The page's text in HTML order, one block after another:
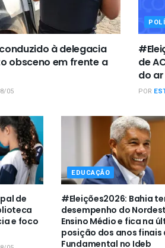
à delegacia
obsceno em frente a
05
de
do ar
POR
de
e foco
EDUCAÇÃO
#Eleições2026: Bahia
desempenho do
Ensino Médio e fica na
posição dos anos finais
Fundamental no Ideb